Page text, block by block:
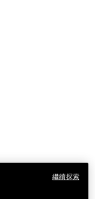
繼續探索